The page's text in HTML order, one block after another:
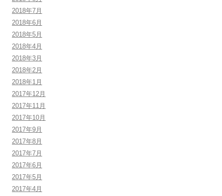
2018年7月
2018年6月
2018年5月
2018年4月
2018年3月
2018年2月
2018年1月
2017年12月
2017年11月
2017年10月
2017年9月
2017年8月
2017年7月
2017年6月
2017年5月
2017年4月